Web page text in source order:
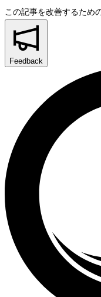
この記事を改善するため
Feedback